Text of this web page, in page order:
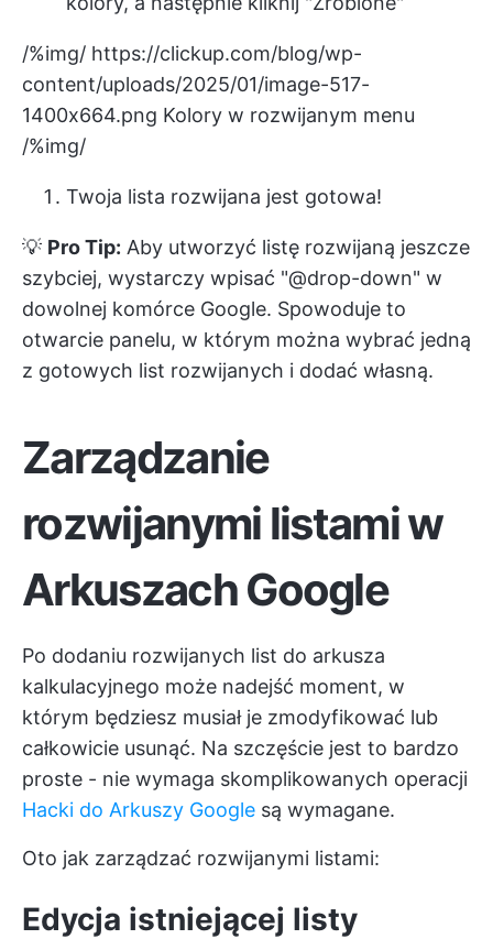
/%img/ https://clickup.com/blog/wp-
content/uploads/2025/01/image-517-
1400x664.png Kolory w rozwijanym menu
/%img/
Twoja lista rozwijana jest gotowa!
💡 Pro Tip: Aby utworzyć listę rozwijaną jeszcze
szybciej, wystarczy wpisać "@drop-down" w
dowolnej komórce Google. Spowoduje to
otwarcie panelu, w którym można wybrać jedną
z gotowych list rozwijanych i dodać własną.
Zarządzanie
rozwijanymi listami w
Arkuszach Google
Po dodaniu rozwijanych list do arkusza
kalkulacyjnego może nadejść moment, w
którym będziesz musiał je zmodyfikować lub
całkowicie usunąć. Na szczęście jest to bardzo
proste - nie wymaga skomplikowanych operacji
Hacki do Arkuszy Google są wymagane.
Oto jak zarządzać rozwijanymi listami:
Edycja istniejącej listy